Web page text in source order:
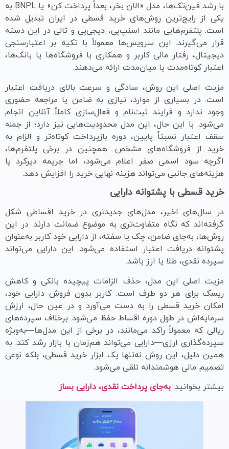
با رشد فین‌تک‌ها، مدل «الان بخر، بعداً پرداخت کن» یا BNPL به
یکی از رایج‌ترین روش‌های خرید قسطی در ایران تبدیل شده
است. پلتفرم‌هایی مانند اسنپ‌پی، دیجی‌پی و تالی در این دسته
قرار می‌گیرند. این سرویس‌ها معمولاً با تکیه بر اعتبارسنجی
دیجیتال، رفتار مالی کاربر و همکاری با فروشگاه‌ها یا بانک‌ها،
اعتبار کوتاه‌مدت یا میان‌مدت ارائه می‌دهند.
مزیت اصلی این روش، سادگی و سرعت بالای دریافت اعتبار
است. در بسیاری از موارد، نیازی به ضامن یا مراجعه حضوری
وجود ندارد و فرایند ثبت‌نام و فعال‌سازی کاملاً آنلاین انجام
می‌شود. با این حال، این مدل محدودیت‌هایی نیز دارد؛ از جمله
سقف اعتبار نسبتاً پایین، دوره بازپرداخت کوتاه‌تر و الزام به
خرید از فروشگاه‌های مشخص. همچنین در برخی پلتفرم‌ها،
اگرچه سود اسمی صفر اعلام می‌شود، اما جریمه دیرکرد یا
هزینه‌های جانبی می‌تواند هزینه نهایی خرید را افزایش دهد.
خرید قسطی با پشتوانه دارایی
در سال‌های اخیر، مدل‌های جدیدتری در خرید اقساطی شکل
گرفته‌اند که نگاه متفاوت‌تری به موضوع ضمانت دارند. در این
روش‌ها، به‌جای ضامن، چک یا سفته، از دارایی خود کاربر به‌عنوان
پشتوانه دریافت اعتبار استفاده می‌شود. این دارایی می‌تواند
سپرده نقدی، طلا یا ارز باشد.
مزیت اصلی این مدل، حذف الزامات پیچیده بانکی و کاهش
ریسک برای هر دو طرف است. کاربر بدون فروش دارایی خود،
امکان خرید قسطی را به دست می‌آورد و در عین حال، ارزش
سرمایه‌اش در طول دوره اقساط حفظ می‌شود. برخلاف سپرده‌های
ریالی که معمولاً راکد می‌مانند، در برخی از این مدل‌ها—به‌ویژه
سپرده‌گذاری ارزی—دارایی می‌تواند هم‌زمان با بازار رشد کند. به
همین دلیل، این روش نه‌تنها یک ابزار خرید قسطی، بلکه نوعی
تصمیم مالی هوشمندانه تلقی می‌شود.
بیشتر بخوانید: به‌جای پرداخت نقدی، دارایی بساز